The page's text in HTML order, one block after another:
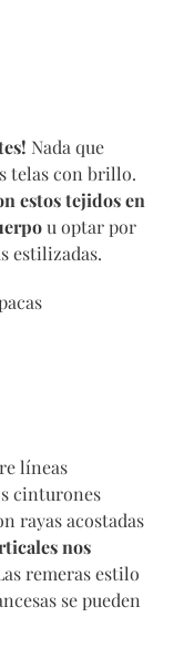
Nada que
telas con brillo.
estos tejidos en
u optar por
estilizadas.
líneas
cinturones
rayas acostadas
nos
remeras estilo
se pueden